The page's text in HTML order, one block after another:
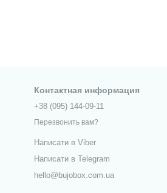
Контактная информация
+38 (095) 144-09-11
Перезвонить вам?
Написати в Viber
Написати в Telegram
hello@bujobox.com.ua